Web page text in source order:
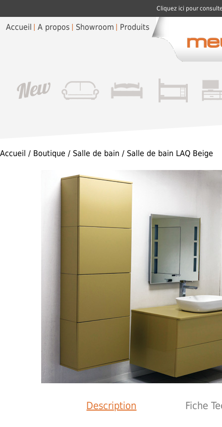
Cliquez ici pour
Accueil A propos Showroom Produits
Accueil / Boutique / Salle de bain / Salle de bain LAQ Beige
Description Fiche